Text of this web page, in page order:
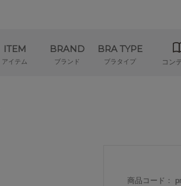
ITEM
アイテム
BRAND
ブランド
BRA TYPE
ブラタイプ コン
商品コード：